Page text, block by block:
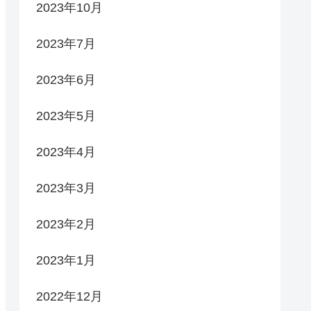
2023年10月
2023年7月
2023年6月
2023年5月
2023年4月
2023年3月
2023年2月
2023年1月
2022年12月